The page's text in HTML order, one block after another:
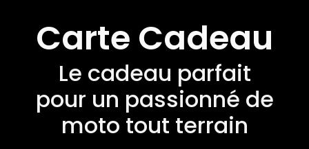
Carte Cadeau
Le cadeau parfait
pour un passionné de
moto tout terrain